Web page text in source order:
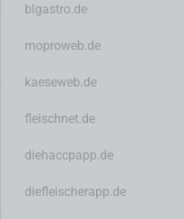
blgastro.de
moproweb.de
kaeseweb.de
fleischnet.de
diehaccpapp.de
diefleischerapp.de